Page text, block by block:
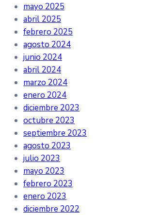
mayo 2025
abril 2025
febrero 2025
agosto 2024
junio 2024
abril 2024
marzo 2024
enero 2024
diciembre 2023
octubre 2023
septiembre 2023
agosto 2023
julio 2023
mayo 2023
febrero 2023
enero 2023
diciembre 2022